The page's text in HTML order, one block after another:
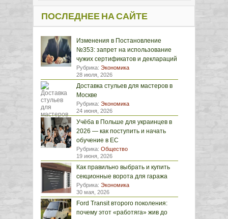
ПОСЛЕДНЕЕ НА САЙТЕ
Изменения в Постановление
№353: запрет на использование
чужих сертификатов и деклараций
Рубрика: Экономика
28 июля, 2026
Доставка стульев для мастеров в
Москве
Рубрика: Экономика
24 июня, 2026
Учёба в Польше для украинцев в
2026 — как поступить и начать
обучение в ЕС
Рубрика: Общество
19 июня, 2026
Как правильно выбрать и купить
секционные ворота для гаража
Рубрика: Экономика
30 мая, 2026
Ford Transit второго поколения:
почему этот «работяга» жив до